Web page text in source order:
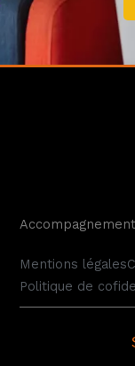
Accompagnement
Mentions légales
Politique de